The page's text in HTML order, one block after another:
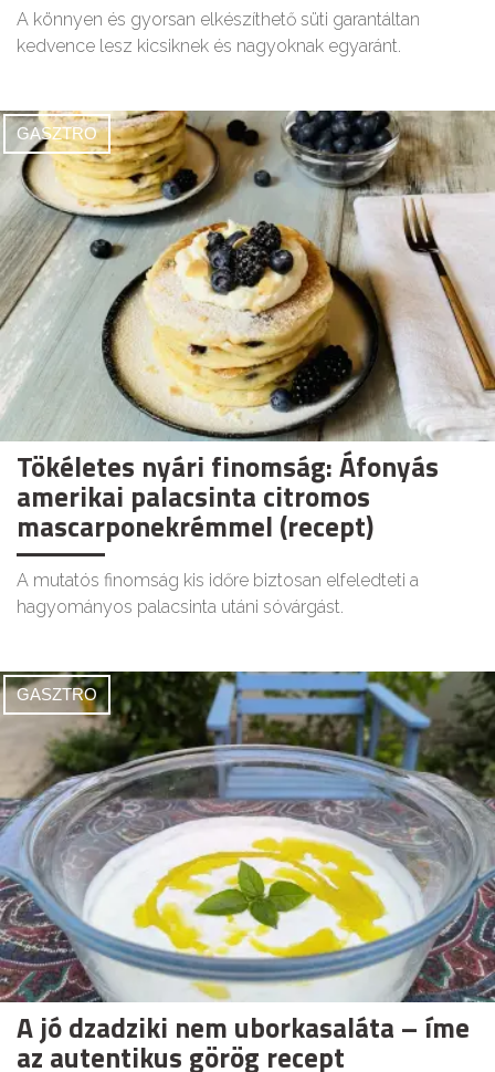
A könnyen és gyorsan elkészíthető süti garantáltan
kedvence lesz kicsiknek és nagyoknak egyaránt.
GASZTRO
Tökéletes nyári finomság: Áfonyás
amerikai palacsinta citromos
mascarponekrémmel (recept)
A mutatós finomság kis időre biztosan elfeledteti a
hagyományos palacsinta utáni sóvárgást.
GASZTRO
A jó dzadziki nem uborkasaláta – íme
az autentikus görög recept